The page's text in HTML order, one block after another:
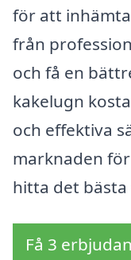
för att
från
och få en
kakelugn
och effektiva
marknaden
hitta det
Få 3